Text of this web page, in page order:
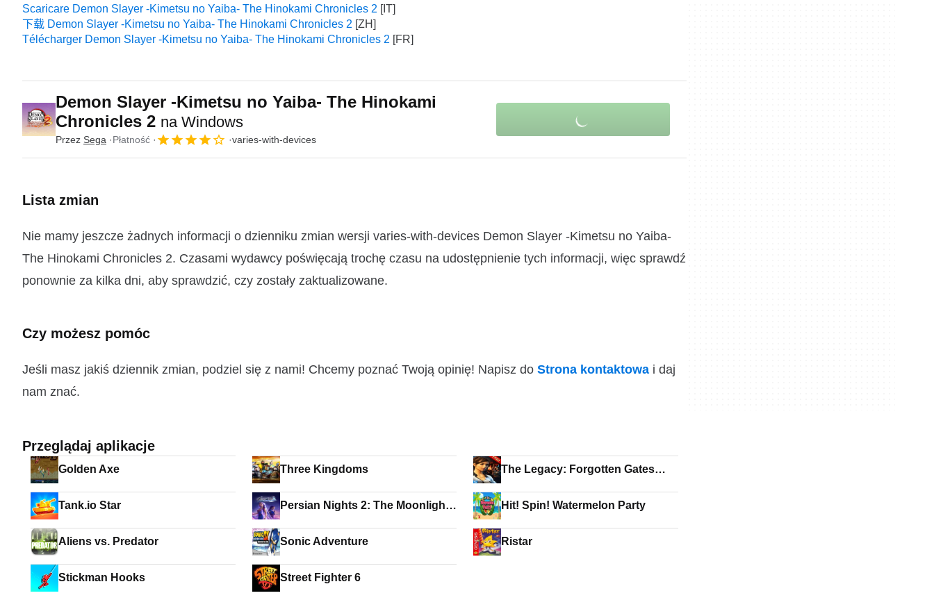
Scaricare Demon Slayer -Kimetsu no Yaiba- The Hinokami Chronicles 2
下载 Demon Slayer -Kimetsu no Yaiba- The Hinokami Chronicles 2
Télécharger Demon Slayer -Kimetsu no Yaiba- The Hinokami Chronicles 2
Demon Slayer -Kimetsu no Yaiba- The Hinokami
Chronicles 2 na Windows
Przez Sega Płatność varies-with-devices
Lista zmian
Nie mamy jeszcze żadnych informacji o dzienniku zmian wersji varies-with-devices Demon Slayer -Kimetsu no Yaiba-
The Hinokami Chronicles 2. Czasami wydawcy poświęcają trochę czasu na udostępnienie tych informacji, więc sprawdź
ponownie za kilka dni, aby sprawdzić, czy zostały zaktualizowane.
Czy możesz pomóc
Jeśli masz jakiś dziennik zmian, podziel się z nami! Chcemy poznać Twoją opinię! Napisz do Strona kontaktowa i daj
nam znać.
Przeglądaj aplikacje
Golden Axe Three Kingdoms
The Legacy: Forgotten Gates
Tank.io Star
Persian Nights 2: The Moonlight
Veil
Hit! Spin! Watermelon Party
Aliens vs. Predator Sonic Adventure Ristar
Stickman Hooks Street Fighter 6